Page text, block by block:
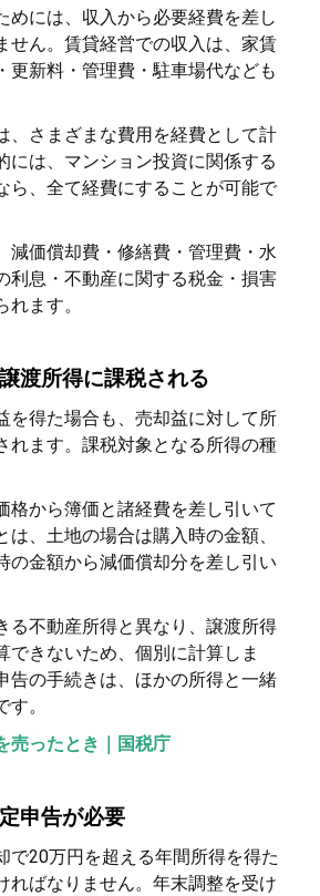
めには、収入から必要経費を差し
せん。賃貸経営での収入は、家賃
更新料・管理費・駐車場代なども
、さまざまな費用を経費として計
には、マンション投資に関係する
ら、全て経費にすることが可能で
減価償却費・修繕費・管理費・水
利息・不動産に関する税金・損害
ます。
渡所得に課税される
を得た場合も、売却益に対して所
れます。課税対象となる所得の種
格から簿価と諸経費を差し引いて
は、土地の場合は購入時の金額、
の金額から減価償却分を差し引い
る不動産所得と異なり、譲渡所得
できないため、個別に計算しま
告の手続きは、ほかの所得と一緒
。
売ったとき｜国税庁
申告が必要
で20万円を超える年間所得を得た
ればなりません。年末調整を受け